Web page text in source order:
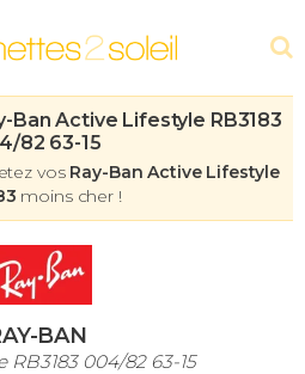
Ban Active Lifestyle RB3183
82 63-15
vos Ray-Ban Active Lifestyle
moins cher !
BAN
RB3183 004/82 63-15